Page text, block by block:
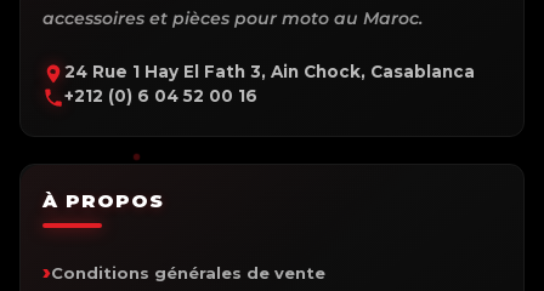
accessoires et pièces pour moto au Maroc.
24 Rue 1 Hay El Fath 3, Ain Chock, Casablanca
+212 (0) 6 04 52 00 16
À PROPOS
Conditions générales de vente